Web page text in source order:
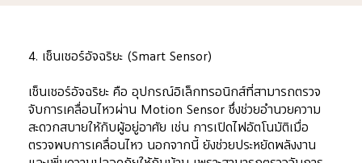
4. เซ็นเซอร์อัจฉริยะ (Smart Sensor)
เซ็นเซอร์อัจฉริยะ คือ อุปกรณ์อิเล็กทรอนิกส์ที่สามารถตรวจ
จับการเคลื่อนไหวผ่าน Motion Sensor ซึ่งช่วยอำนวยความ
สะดวกสบายให้กับผู้อยู่อาศัย เช่น การเปิดไฟอัตโนมัติเมื่อ
ตรวจพบการเคลื่อนไหว นอกจากนี้ ยังช่วยประหยัดพลังงาน